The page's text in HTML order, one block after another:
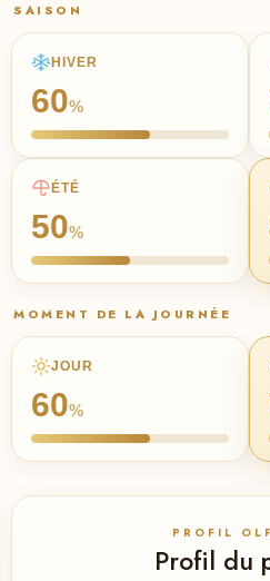
SAISON
HIVER
60%
ÉTÉ
50%
MOMENT DE LA JOURNÉE
JOUR
60%
PROFIL
Profil du